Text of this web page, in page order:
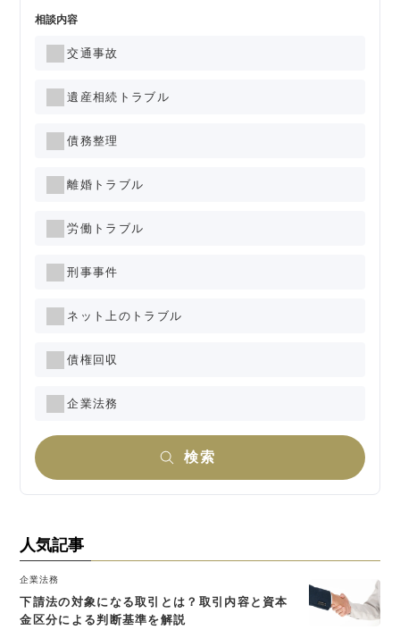
相談内容
交通事故
遺産相続トラブル
債務整理
離婚トラブル
労働トラブル
刑事事件
ネット上のトラブル
債権回収
企業法務
検索
人気記事
企業法務
下請法の対象になる取引とは？取引内容と資本
金区分による判断基準を解説